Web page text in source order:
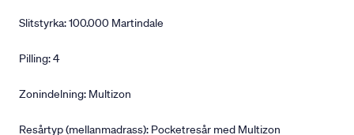
Slitstyrka: 100.000 Martindale
Pilling: 4
Zonindelning: Multizon
Resårtyp (mellanmadrass): Pocketresår med Multizon